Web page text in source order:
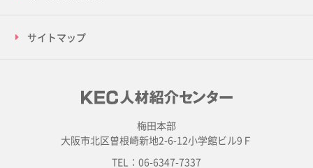
サイトマップ
梅田本部
大阪市北区曽根崎新地2-6-12小学館ビル9Ｆ
TEL：06-6347-7337